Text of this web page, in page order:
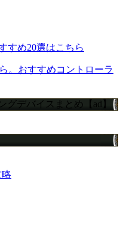
すめ20選はこちら
。おすすめコントローラ
グデバイスまとめ【ad】